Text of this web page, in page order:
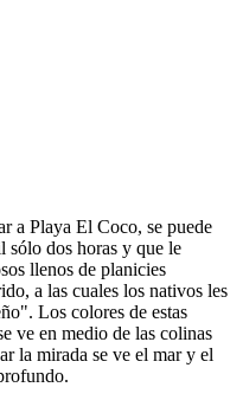
a Playa El Coco, se puede
sólo dos horas y que le
llenos de planicies
a las cuales los nativos les
Los colores de estas
ve en medio de las colinas
la mirada se ve el mar y el